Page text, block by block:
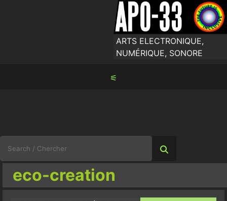
ARTS ELECTRONIQUE,
NUMÉRIQUE, SONORE
⚟
for:
eco-creation